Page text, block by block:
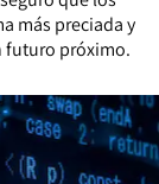
más preciada y
futuro próximo.